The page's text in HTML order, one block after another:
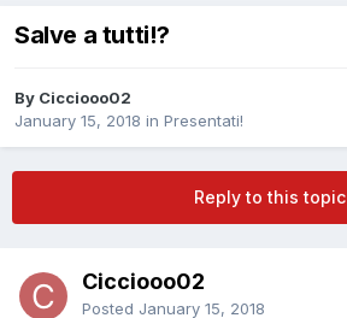
Salve a tutti!?
By Cicciooo02
January 15, 2018 in Presentati!
Reply to this topic
Cicciooo02
Posted January 15, 2018